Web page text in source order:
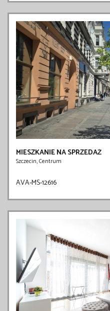
MIESZKANIE NA SPRZEDAŻ
Szczecin, Centrum
AVA-MS-12616